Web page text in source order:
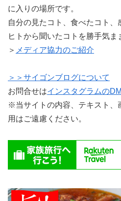
に入りの場所です。
自分の見たコト、食べたコト
ヒトから聞いたコトを勝手気ま
＞ メディア協力のご紹介
＞＞サイゴンブログについて
お問合せはインスタグラムのDM
※当サイトの内容、テキスト、
用はご遠慮ください。